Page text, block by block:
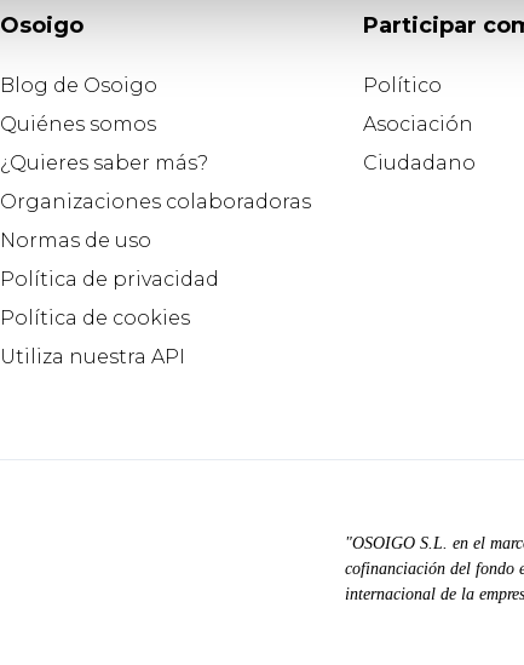
Osoigo
Blog de Osoigo
Quiénes somos
¿Quieres saber más?
Organizaciones colaboradoras
Normas de uso
Política de privacidad
Política de cookies
Utiliza nuestra API
Participar
Político
Asociación
Ciudadano
"OSOIGO S.L. en el
cofinanciación del fondo
internacional de la